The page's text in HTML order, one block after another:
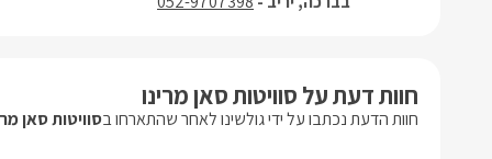
חוות דעת על סוויטות סאן מרינו
חוות הדעת נכתבו על ידי גולשינו לאחר שהתארחו בסוויטות סאן